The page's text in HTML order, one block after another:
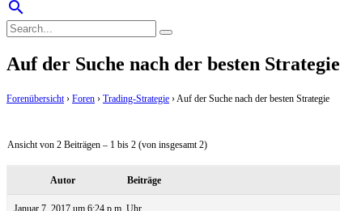
search
Auf der Suche nach der besten Strategie
Forenübersicht › Foren › Trading-Strategie ›Auf der Suche nach der besten Strategie
Ansicht von 2 Beiträgen – 1 bis 2 (von insgesamt 2)
Autor Beiträge
Januar 7, 2017 um 6:24 p.m. Uhr